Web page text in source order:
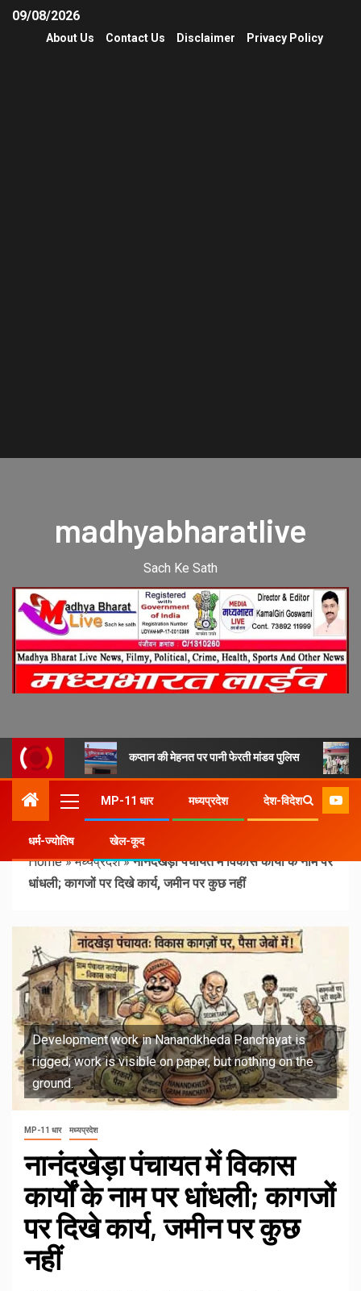
09/08/2026
About Us Contact Us Disclaimer Privacy Policy
madhyabharatlive
Sach Ke Sath
कप्तान की मेहनत पर पानी फेरती मांडव पुलिस
MP-11 धार मध्यप्रदेश देश-विदेश
धर्म-ज्योतिष खेल-कूद
Home»मध्यप्रदेश»नानंदखेड़ा पंचायत में विकास कार्यों के नाम पर
धांधली; कागजों पर दिखे कार्य, जमीन पर कुछ नहीं
Development work in Nanandkheda Panchayat is
rigged; work is visible on paper, but nothing on the
ground.
MP-11 धार मध्यप्रदेश
नानंदखेड़ा पंचायत में विकास
कार्यों के नाम पर धांधली; कागजों
पर दिखे कार्य, जमीन पर कुछ
नहीं